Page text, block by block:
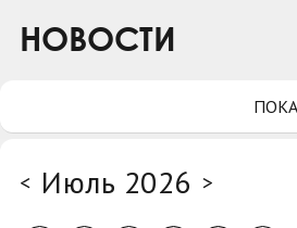
Коллегам
НОВОСТИ
< Июль 2026 >